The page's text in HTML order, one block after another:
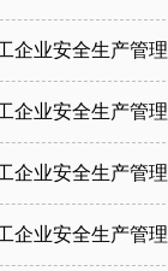
企业安全生产管
企业安全生产管
企业安全生产管
企业安全生产管